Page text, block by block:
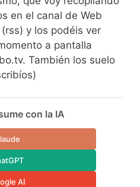
en el canal de Web
y los podéis ver
a pantalla
También los suelo
con la IA
AI